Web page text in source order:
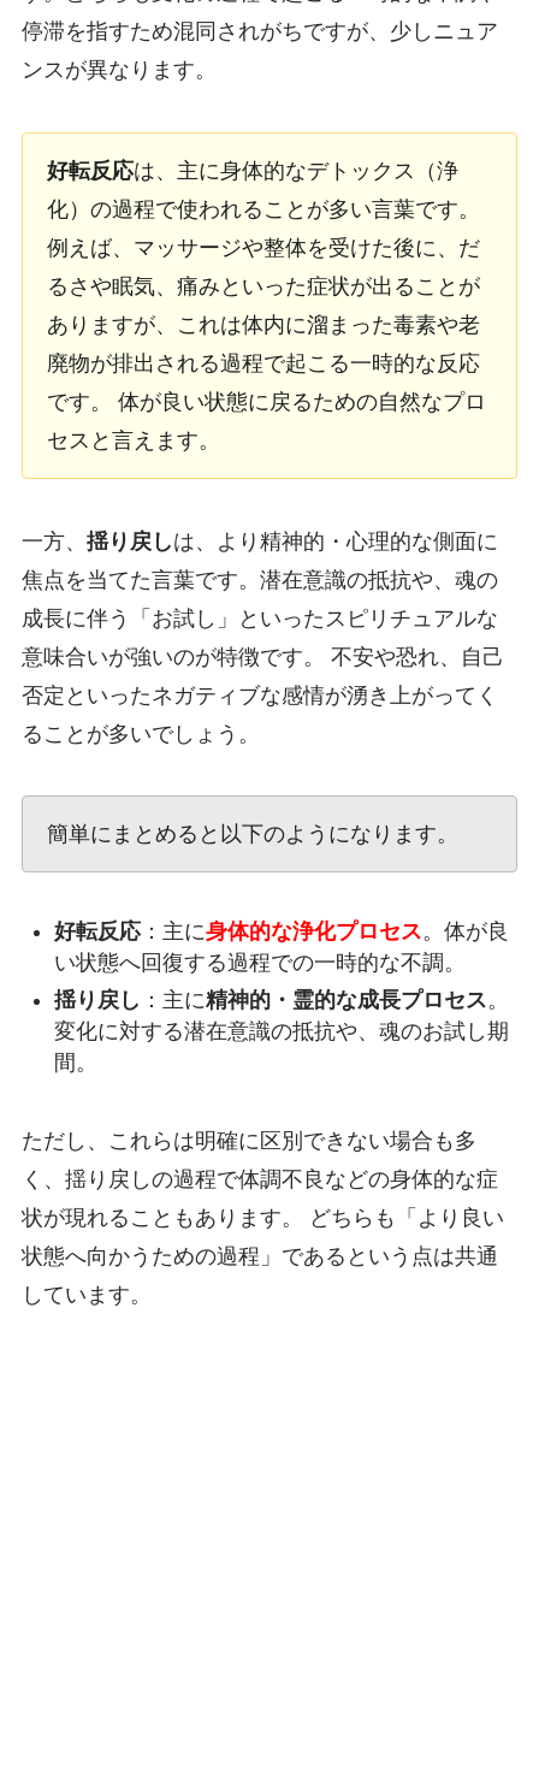
停滞を指すため混同されがちですが、少しニュア
ンスが異なります。
好転反応は、主に身体的なデトックス（浄
化）の過程で使われることが多い言葉です。
例えば、マッサージや整体を受けた後に、だ
るさや眠気、痛みといった症状が出ることが
ありますが、これは体内に溜まった毒素や老
廃物が排出される過程で起こる一時的な反応
です。 体が良い状態に戻るための自然なプロ
セスと言えます。
一方、 揺り戻しは、より精神的・心理的な側面に
焦点を当てた言葉です。潜在意識の抵抗や、魂の
成長に伴う「お試し」といったスピリチュアルな
意味合いが強いのが特徴です。 不安や恐れ、自己
否定といったネガティブな感情が湧き上がってく
ることが多いでしょう。
簡単にまとめると以下のようになります。
好転反応：主に身体的な浄化プロセス。体が良
い状態へ回復する過程での一時的な不調。
揺り戻し ：主に精神的・霊的な成長プロセス。
変化に対する潜在意識の抵抗や、魂のお試し期
間。
ただし、これらは明確に区別できない場合も多
く、揺り戻しの過程で体調不良などの身体的な症
状が現れることもあります。 どちらも「より良い
状態へ向かうための過程」であるという点は共通
しています。